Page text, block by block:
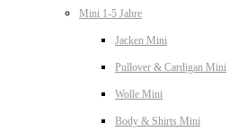
Mini 1-5 Jahre
Jacken Mini
Pullover & Cardigan Mini
Wolle Mini
Body & Shirts Mini